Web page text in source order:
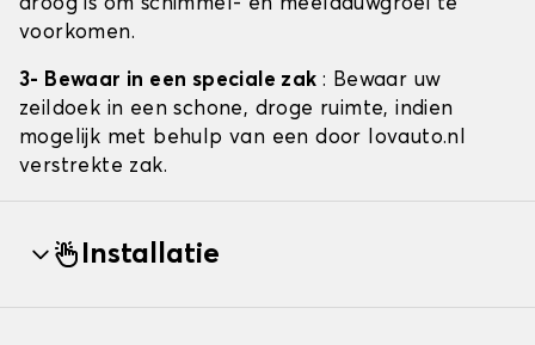
droog is om schimmel- en meeldauwgroei te
voorkomen.
3- Bewaar in een speciale zak : Bewaar uw
zeildoek in een schone, droge ruimte, indien
mogelijk met behulp van een door lovauto.nl
verstrekte zak.
Installatie